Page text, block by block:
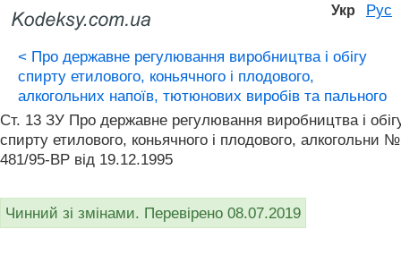
Укр Рус
< Про державне регулювання виробництва і обігу
спирту етилового, коньячного і плодового,
алкогольних напоїв, тютюнових виробів та пального
Ст. 13 ЗУ Про державне регулювання виробництва і
спирту етилового, коньячного і плодового, алкогольни №
481/95-ВР від 19.12.1995
Чинний зі змінами. Перевірено 08.07.2019